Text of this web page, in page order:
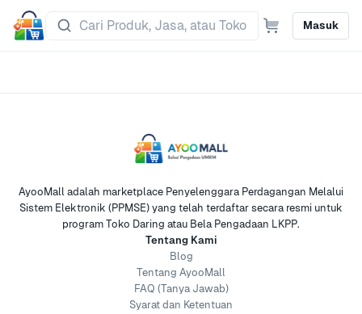
Masuk
AyooMall adalah marketplace Penyelenggara Perdagangan Melalui
Sistem Elektronik (PPMSE) yang telah terdaftar secara resmi untuk
program Toko Daring atau Bela Pengadaan LKPP.
Tentang Kami
Blog
Tentang AyooMall
FAQ (Tanya Jawab)
Syarat dan Ketentuan